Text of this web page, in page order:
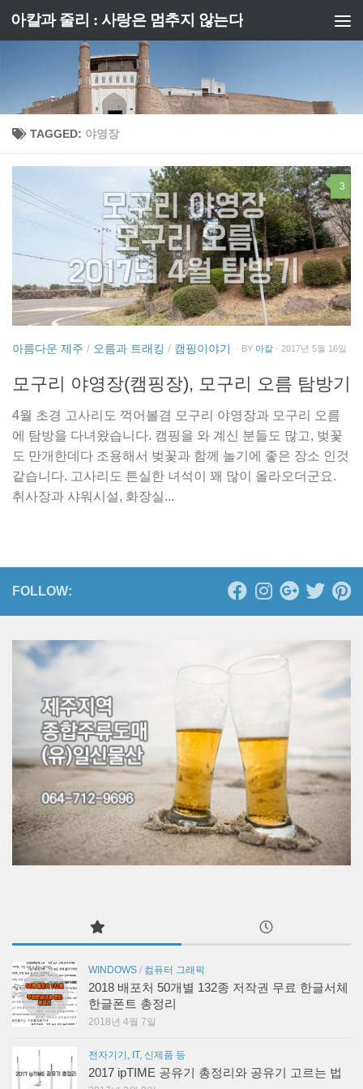
Skip to content
아칼과 줄리 : 사랑은 멈추지 않는다
TAGGED: 야영장
3
아름다운 제주 / 오름과 트래킹 / 캠핑이야기 · BY 아칼 · 2017년 5월 16일
모구리 야영장(캠핑장), 모구리 오름 탐방기
4월 초경 고사리도 꺽어볼겸 모구리 야영장과 모구리 오름
에 탐방을 다녀왔습니다. 캠핑을 와 계신 분들도 많고, 벚꽃
도 만개한데다 조용해서 벚꽃과 함께 놀기에 좋은 장소 인것
같습니다. 고사리도 튼실한 녀석이 꽤 많이 올라오더군요.
취사장과 샤워시설, 화장실...
FOLLOW:
WINDOWS / 컴퓨터 그래픽
2018 배포처 50개별 132종 저작권 무료 한글서체
한글폰트 총정리
2018년 4월 7일
전자기기, IT, 신제품 등
2017 ipTIME 공유기 총정리와 공유기 고르는 법